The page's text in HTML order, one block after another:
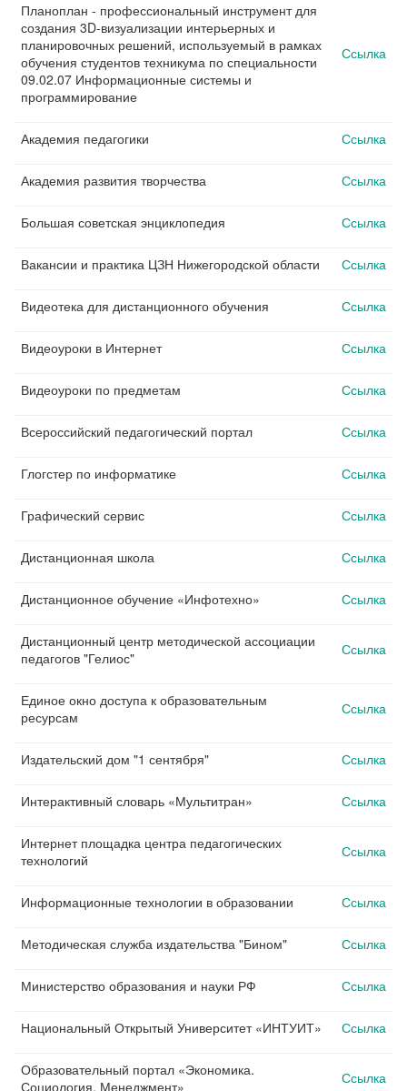
Планоплан - профессиональный инструмент для
создания 3D-визуализации интерьерных и
планировочных решений, используемый в рамках
обучения студентов техникума по специальности
09.02.07 Информационные системы и
программирование
Ссылка
Академия педагогики Ссылка
Академия развития творчества Ссылка
Большая советская энциклопедия Ссылка
Вакансии и практика ЦЗН Нижегородской области Ссылка
Видеотека для дистанционного обучения Ссылка
Видеоуроки в Интернет Ссылка
Видеоуроки по предметам Ссылка
Всероссийский педагогический портал Ссылка
Глогстер по информатике Ссылка
Графический сервис Ссылка
Дистанционная школа Ссылка
Дистанционное обучение «Инфотехно» Ссылка
Дистанционный центр методической ассоциации
педагогов "Гелиос"
Ссылка
Единое окно доступа к образовательным
ресурсам
Ссылка
Издательский дом "1 сентября" Ссылка
Интерактивный словарь «Мультитран» Ссылка
Интернет площадка центра педагогических
технологий
Ссылка
Информационные технологии в образовании Ссылка
Методическая служба издательства "Бином" Ссылка
Министерство образования и науки РФ Ссылка
Национальный Открытый Университет «ИНТУИТ» Ссылка
Образовательный портал «Экономика.
Социология. Менеджмент»
Ссылка